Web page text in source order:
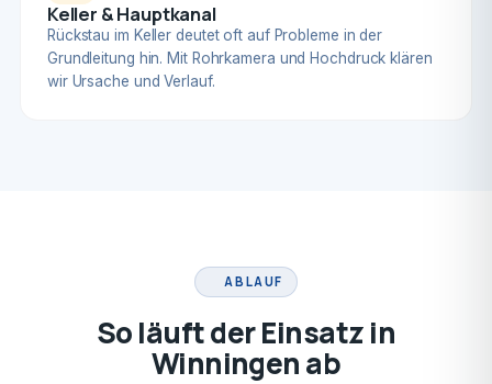
Keller & Hauptkanal
Rückstau im Keller deutet oft auf Probleme in der
Grundleitung hin. Mit Rohrkamera und Hochdruck klären
wir Ursache und Verlauf.
ABLAUF
So läuft der Einsatz in
Winningen ab